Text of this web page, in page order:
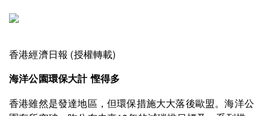
香港經濟日報 (授權轉載)
海洋公園環保大計 慳得多
香港雖然是發達地區，但環保措施大大落後歐盟。海洋公